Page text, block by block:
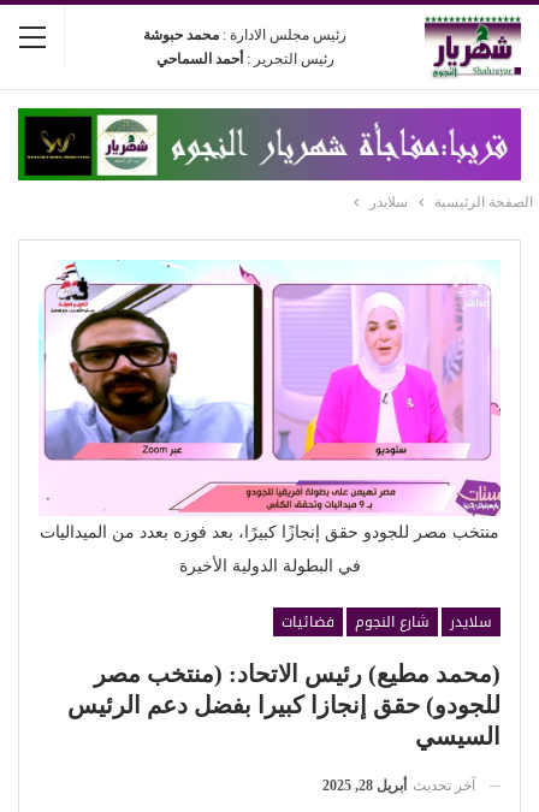
رئيس مجلس الادارة : محمد حبوشة
رئيس التحرير : أحمد السماحي
الصفحة الرئيسية سلايدر
منتخب مصر للجودو حقق إنجازًا كبيرًا، بعد فوزه بعدد من الميداليات
في البطولة الدولية الأخيرة
سلايدر شارع النجوم
فضائيات
(محمد مطيع) رئيس الاتحاد: (منتخب مصر
للجودو) حقق إنجازا كبيرا بفضل دعم الرئيس
السيسي
آخر تحديث أبريل 28, 2025